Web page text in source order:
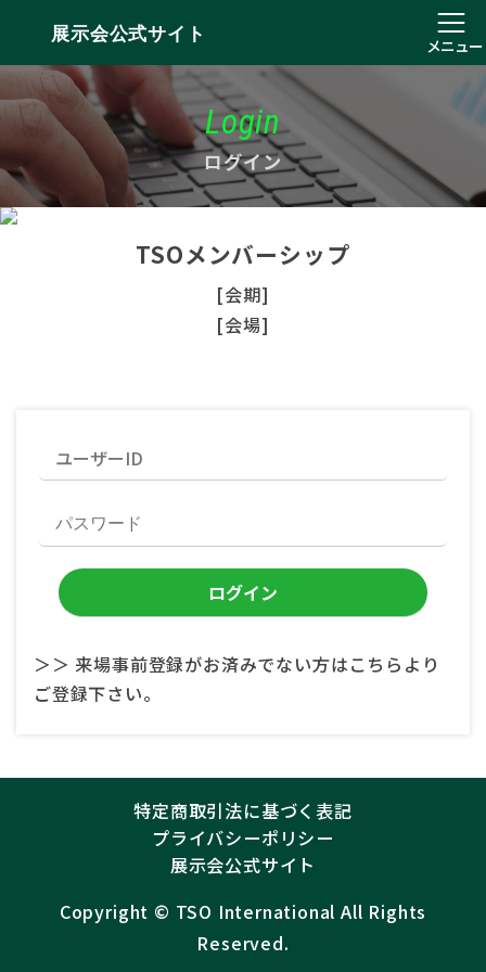
展示会公式サイト
メニュー
Login
ログイン
TSOメンバーシップ
[会期]
[会場]
＞＞ 来場事前登録がお済みでない方はこちらより
ご登録下さい。
特定商取引法に基づく表記
プライバシーポリシー
展示会公式サイト
Copyright ©︎ TSO International All Rights
Reserved.